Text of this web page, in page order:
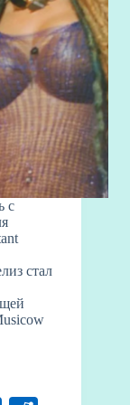
с
стал